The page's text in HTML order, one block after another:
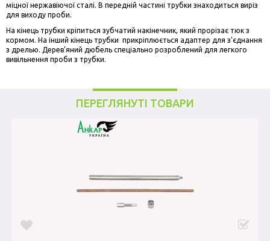
міцної нержавіючої сталі. В передній частині трубки знаходиться виріз
для виходу проби.
На кінець трубки кріпиться зубчатий накінечник, який прорізає тюк з
кормом. На інший кінець трубки прикріплюється адаптер для з'єднання
з дрелью. Дерев'яний дюбель спеціально розроблений для легкого
вивільнення проби з трубки.
ПЕРЕГЛЯНУТІ ТОВАРИ